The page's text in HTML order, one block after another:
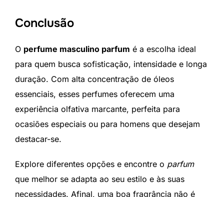
Conclusão
O perfume masculino parfum é a escolha ideal
para quem busca sofisticação, intensidade e longa
duração. Com alta concentração de óleos
essenciais, esses perfumes oferecem uma
experiência olfativa marcante, perfeita para
ocasiões especiais ou para homens que desejam
destacar-se.
Explore diferentes opções e encontre o parfum
que melhor se adapta ao seu estilo e às suas
necessidades. Afinal, uma boa fragrância não é